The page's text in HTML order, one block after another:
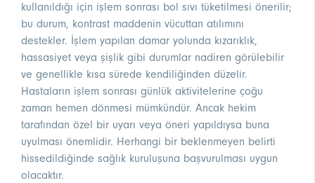
kullanıldığı için işlem sonrası bol sıvı tüketilmesi önerilir;
bu durum, kontrast maddenin vücuttan atılımını
destekler. İşlem yapılan damar yolunda kızarıklık,
hassasiyet veya şişlik gibi durumlar nadiren görülebilir
ve genellikle kısa sürede kendiliğinden düzelir.
Hastaların işlem sonrası günlük aktivitelerine çoğu
zaman hemen dönmesi mümkündür. Ancak hekim
tarafından özel bir uyarı veya öneri yapıldıysa buna
uyulması önemlidir. Herhangi bir beklenmeyen belirti
hissedildiğinde sağlık kuruluşuna başvurulması uygun
olacaktır.